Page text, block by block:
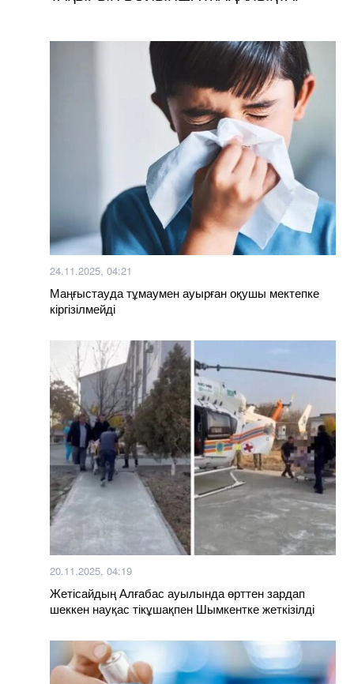
24.11.2025, 04:21
Маңғыстауда тұмаумен ауырған оқушы мектепке
кіргізілмейді
20.11.2025, 04:19
Жетісайдың Алғабас ауылында өрттен зардап
шеккен науқас тікұшақпен Шымкентке жеткізілді